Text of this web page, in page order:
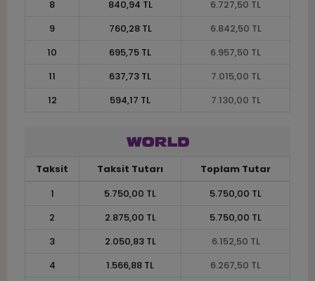
8
840,94 TL
6.727,50 TL
9
760,28 TL
6.842,50 TL
10
695,75 TL
6.957,50 TL
11
637,73 TL
7.015,00 TL
12
594,17 TL 7.130,00 TL
Taksit Taksit Tutarı
Toplam Tutar
1
5.750,00 TL
5.750,00 TL
2
2.875,00 TL
5.750,00 TL
3
2.050,83 TL
6.152,50 TL
4
1.566,88 TL
6.267,50 TL